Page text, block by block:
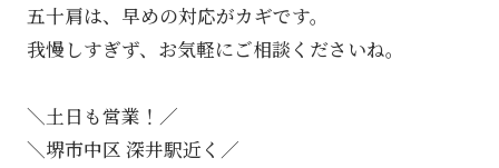
五十肩は、早めの対応がカギです。
我慢しすぎず、お気軽にご相談くださいね。
＼土日も営業！／
＼堺市中区 深井駅近く／